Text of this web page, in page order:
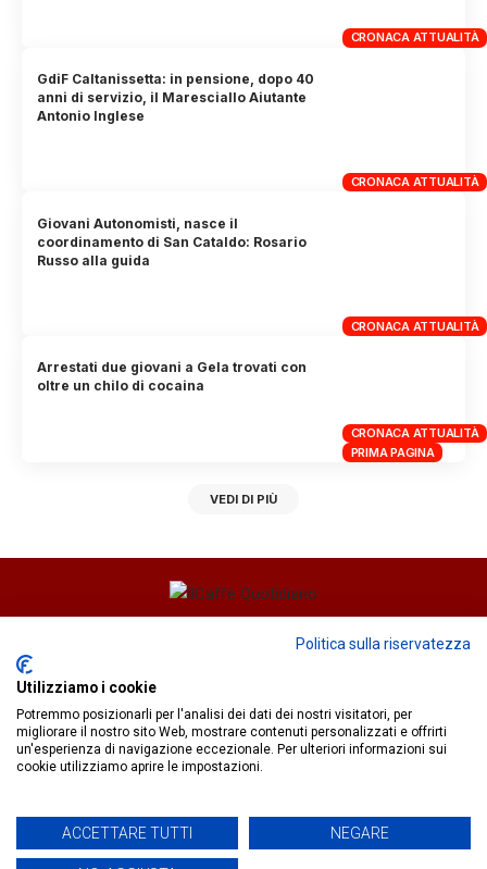
CRONACA ATTUALITÀ
CRONACA ATTUALITÀ
GdiF Caltanissetta: in pensione, dopo 40
anni di servizio, il Maresciallo Aiutante
Antonio Inglese
CRONACA ATTUALITÀ
Giovani Autonomisti, nasce il
coordinamento di San Cataldo: Rosario
Russo alla guida
CRONACA ATTUALITÀ
PRIMA PAGINA
Arrestati due giovani a Gela trovati con
oltre un chilo di cocaina
VEDI DI PIÙ
Fiorella Falci
redazione@ilcaffequotidiano.online
C.F. 92076900858
Chi siamo
Privacy & Cookie Policy
IlCaffèQuotidiano.online è una testata giornalistica registrata
presso il Tribunale di Caltanissetta n.02/2024 del 17/07/2024 |
Politica sulla riservatezza
Utilizziamo i cookie
Potremmo posizionarli per l'analisi dei dati dei nostri visitatori, per
migliorare il nostro sito Web, mostrare contenuti personalizzati e offrirti
un'esperienza di navigazione eccezionale. Per ulteriori informazioni sui
cookie utilizziamo aprire le impostazioni.
ACCETTARE TUTTI NEGARE